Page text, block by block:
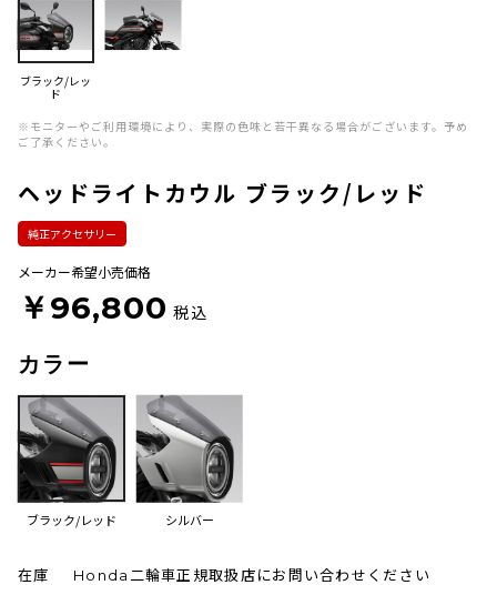
ブラック/レッ
ド
※モニターやご利用環境により、実際の色味と若干異なる場合がございます。予め
ご了承ください。
純正アクセサリー
ヘッドライトカウル ブラック/レッド
メーカー希望小売価格
￥96,800 税込
カラー
ブラック/レッド シルバー
在庫 Honda二輪車正規取扱店にお問い合わせください